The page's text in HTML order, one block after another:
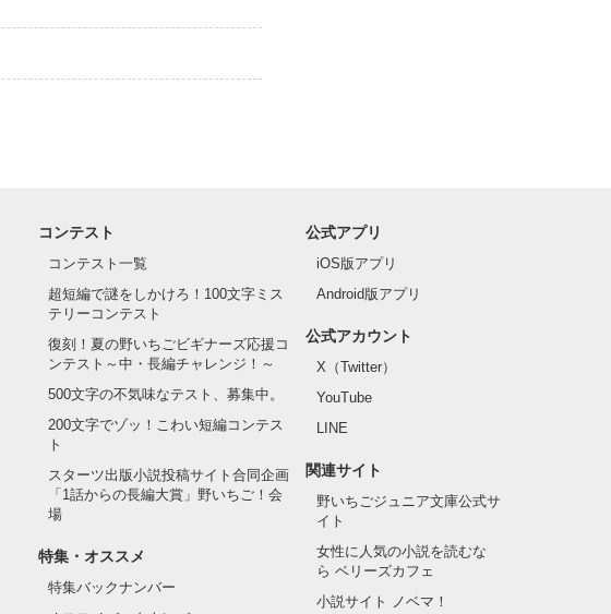
コンテスト
コンテスト一覧
超短編で謎をしかけろ！100文字ミス
テリーコンテスト
復刻！夏の野いちごビギナーズ応援コ
ンテスト～中・長編チャレンジ！～
500文字の不気味なテスト、募集中。
200文字でゾッ！こわい短編コンテス
ト
スターツ出版小説投稿サイト合同企画
「1話からの長編大賞」野いちご！会
場
特集・オススメ
特集バックナンバー
公式アプリ
iOS版アプリ
Android版アプリ
公式アカウント
X（Twitter）
YouTube
LINE
関連サイト
野いちごジュニア文庫公式サ
イト
女性に人気の小説を読むな
ら ベリーズカフェ
小説サイト ノベマ！